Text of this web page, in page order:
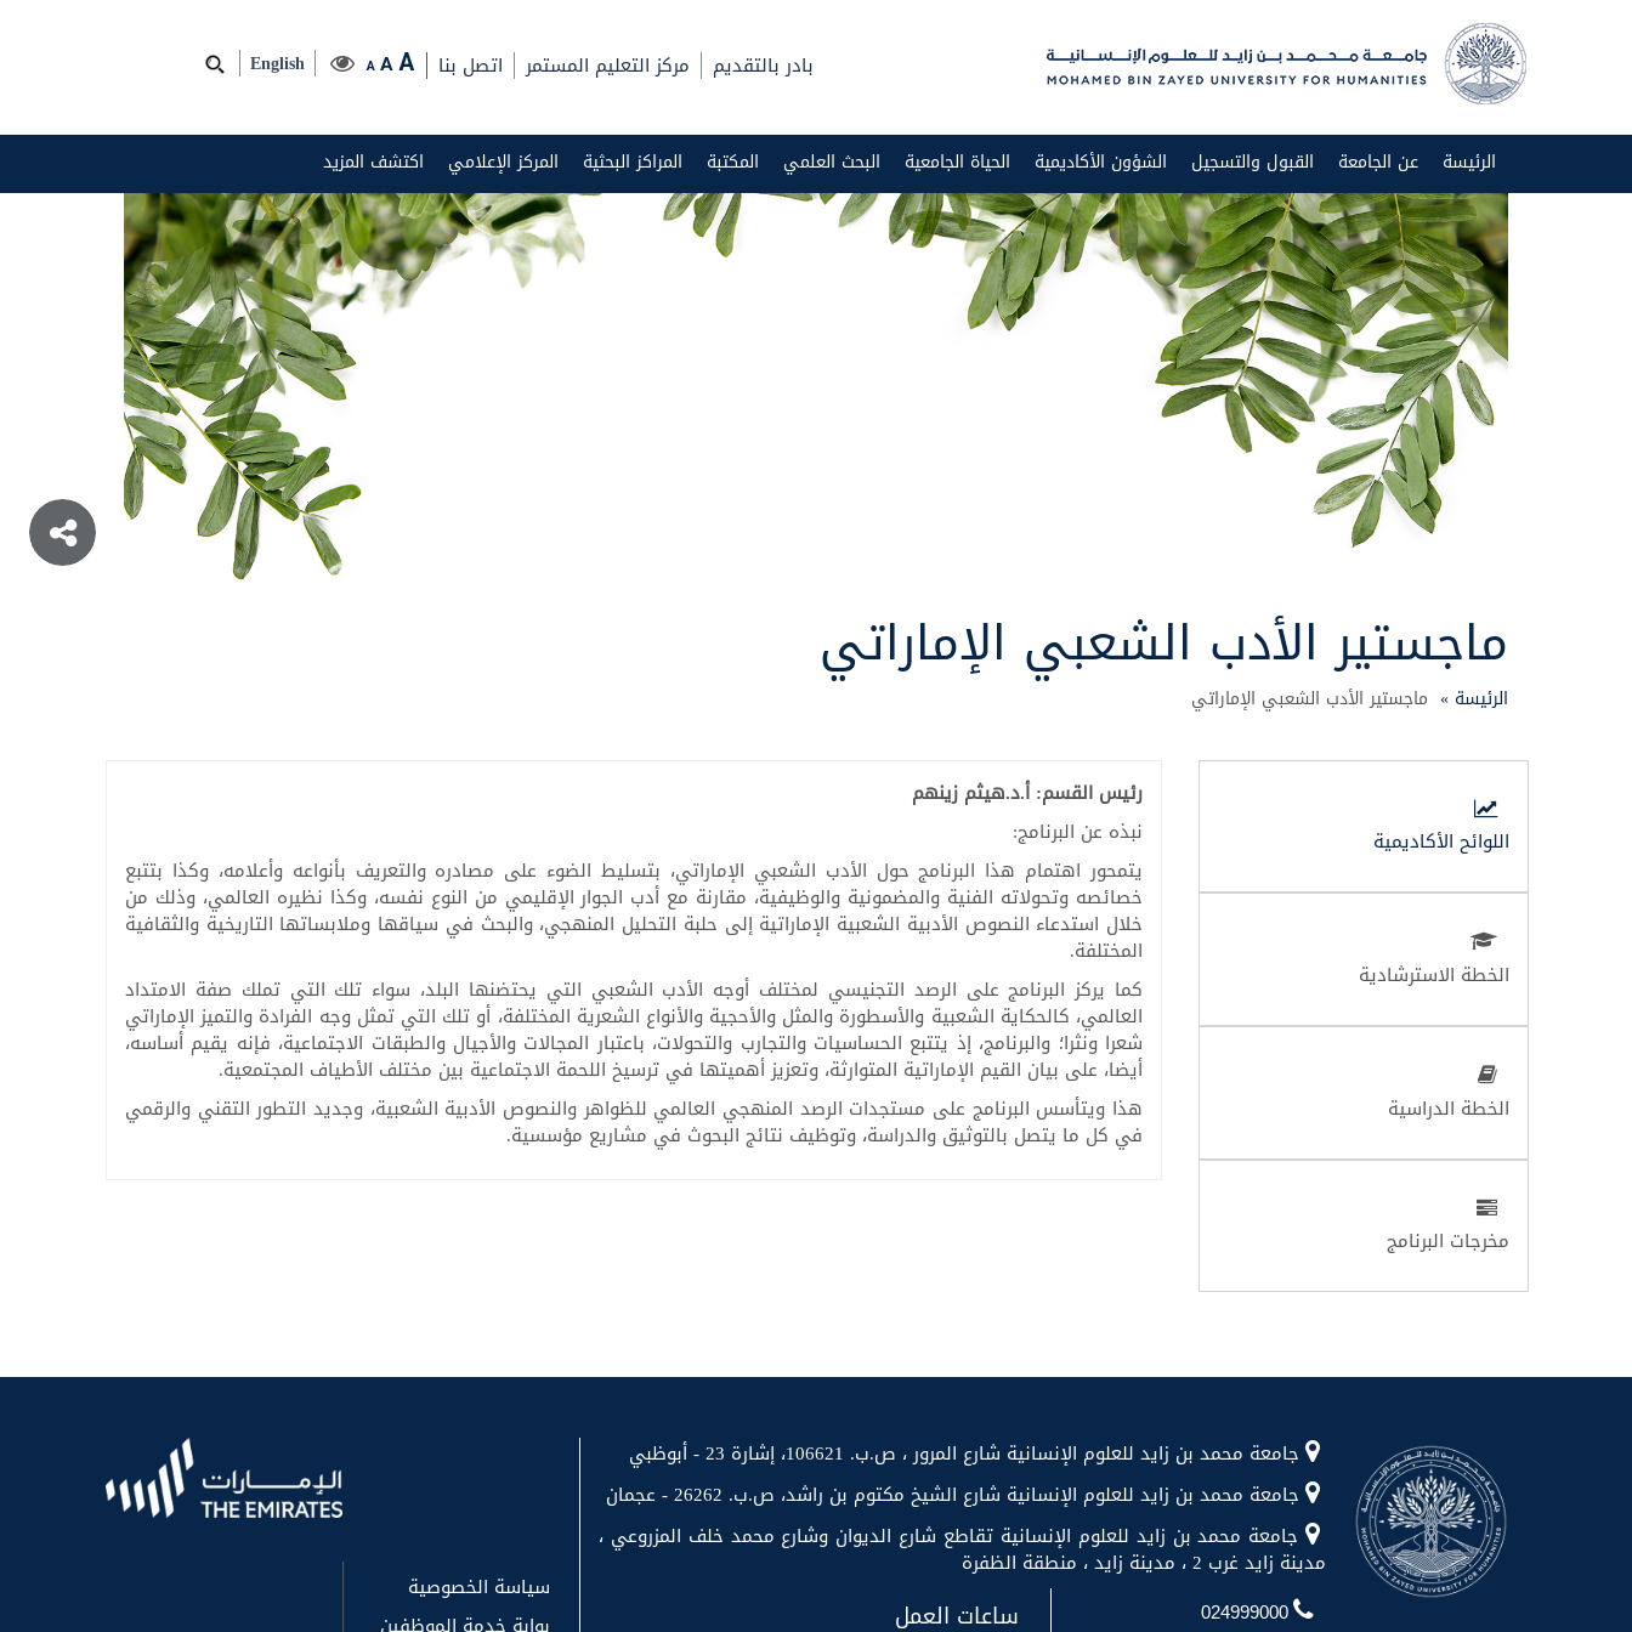
English A A A بادر بالتقديم مركز التعليم المستمر اتصل بنا
الرئيسة عن الجامعة القبول والتسجيل الشؤون الأكاديمية الحياة الجامعية البحث العلمي المكتبة المراكز البحثية المركز الإعلامي اكتشف المزيد
ماجستير الأدب الشعبي الإماراتي
الرئيسة » ماجستير الأدب الشعبي الإماراتي
اللوائح الأكاديمية
الخطة الاسترشادية
الخطة الدراسية
مخرجات البرنامج
رئيس القسم: أ.د.هيثم زينهم
نبذه عن البرنامج:
يتمحور اهتمام هذا البرنامج حول الأدب الشعبي الإماراتي، بتسليط الضوء على مصادره والتعريف بأنواعه وأعلامه، وكذا بتتبع
خصائصه وتحولاته الفنية والمضمونية والوظيفية، مقارنة مع أدب الجوار الإقليمي من النوع نفسه، وكذا نظيره العالمي، وذلك من
خلال استدعاء النصوص الأدبية الشعبية الإماراتية إلى حلبة التحليل المنهجي، والبحث في سياقها وملابساتها التاريخية والثقافية
المختلفة.
كما يركز البرنامج على الرصد التجنيسي لمختلف أوجه الأدب الشعبي التي يحتضنها البلد، سواء تلك التي تملك صفة الامتداد
العالمي، كالحكاية الشعبية والأسطورة والمثل والأحجية والأنواع الشعرية المختلفة، أو تلك التي تمثل وجه الفرادة والتميز الإماراتي
شعرا ونثرا؛ والبرنامج، إذ يتتبع الحساسيات والتجارب والتحولات، باعتبار المجالات والأجيال والطبقات الاجتماعية، فإنه يقيم أساسه،
أيضا، على بيان القيم الإماراتية المتوارثة، وتعزيز أهميتها في ترسيخ اللحمة الاجتماعية بين مختلف الأطياف المجتمعية.
هذا ويتأسس البرنامج على مستجدات الرصد المنهجي العالمي للظواهر والنصوص الأدبية الشعبية، وجديد التطور التقني والرقمي
في كل ما يتصل بالتوثيق والدراسة، وتوظيف نتائج البحوث في مشاريع مؤسسية.
جامعة محمد بن زايد للعلوم الإنسانية شارع المرور ، ص.ب. 106621، إشارة 23 - أبوظبي
جامعة محمد بن زايد للعلوم الإنسانية شارع الشيخ مكتوم بن راشد، ص.ب. 26262 - عجمان
جامعة محمد بن زايد للعلوم الإنسانية تقاطع شارع الديوان وشارع محمد خلف المزروعي ،
مدينة زايد غرب 2 ، مدينة زايد ، منطقة الظفرة
024999000 ساعات العمل
سياسة الخصوصية